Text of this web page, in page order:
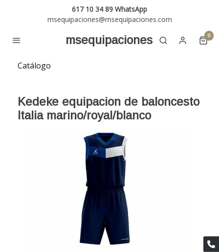
617 10 34 89 WhatsApp
msequipaciones@msequipaciones.com
msequipaciones 0
Catálogo
Kedeke equipacion de baloncesto
Italia marino/royal/blanco